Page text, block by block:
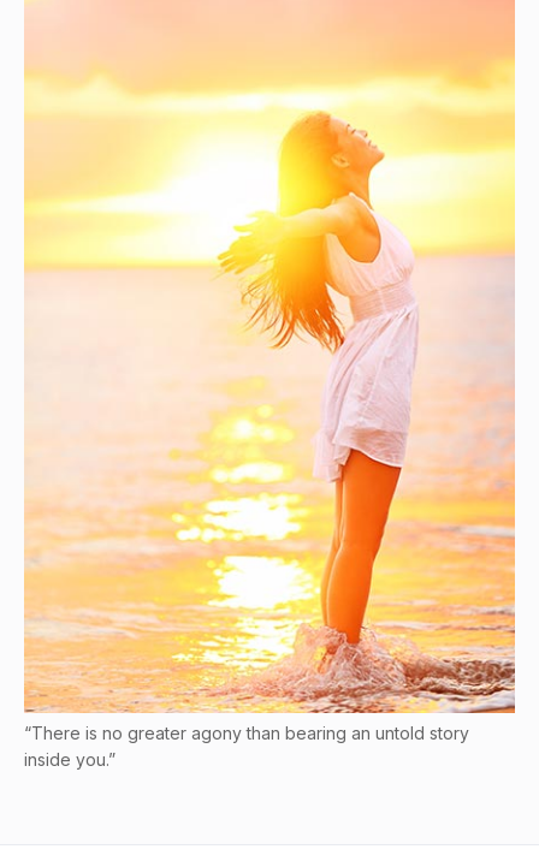
“There is no greater agony than bearing an untold story
inside you.”